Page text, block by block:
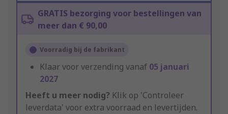
GRATIS bezorging voor bestellingen van
meer dan € 90,00
Voorradig bij de fabrikant
Klaar voor verzending vanaf 05 januari
2027
Heeft u meer nodig? Klik op 'Controleer
leverdata' voor extra voorraad en levertijden.